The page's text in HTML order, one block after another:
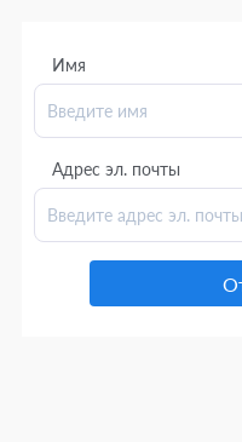
Имя
Адрес эл. почты